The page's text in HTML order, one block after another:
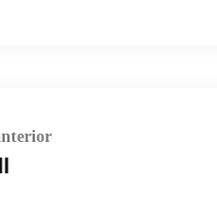
Artículo